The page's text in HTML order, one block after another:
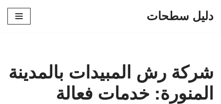
دليل سطحات
شركة رش المبيدات بالمدينة
المنورة: خدمات فعالة